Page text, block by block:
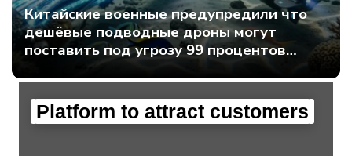
Китайские военные предупредили что
дешёвые подводные дроны могут
поставить под угрозу 99 процентов
мирового интернет-трафика - Интернет
технологии.
Platform to attract customers